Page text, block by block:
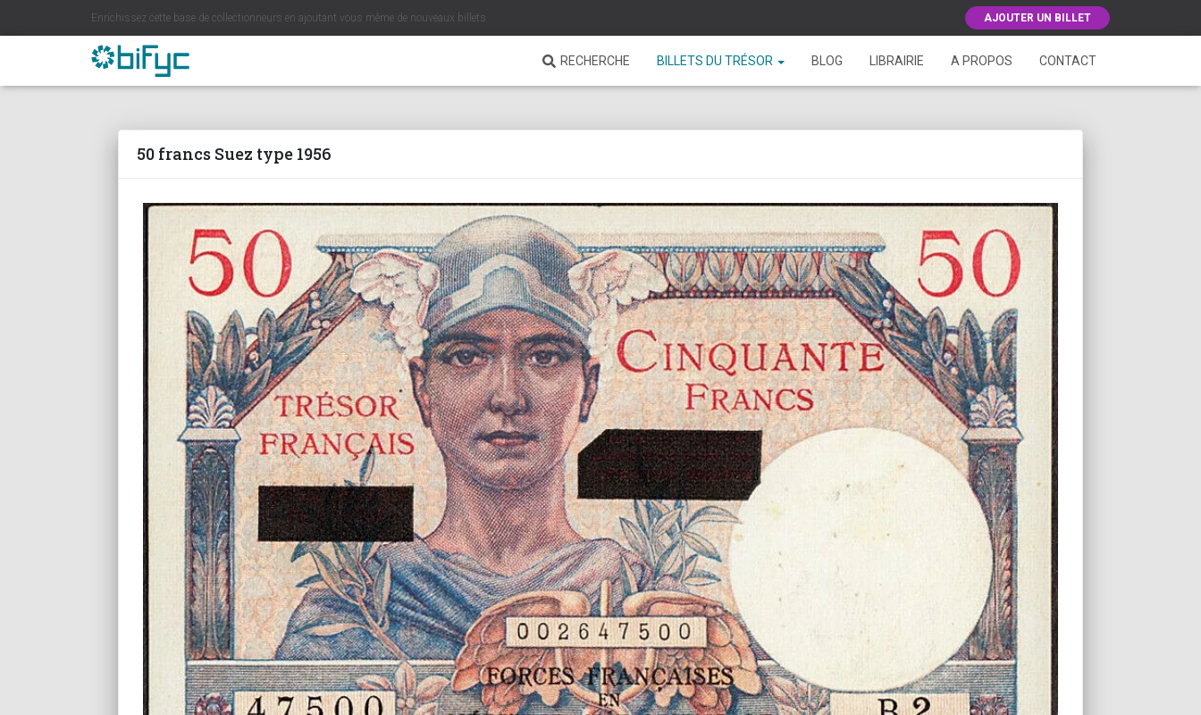
Enrichissez cette base de collectionneurs en ajoutant vous même de nouveaux billets AJOUTER UN BILLET
RECHERCHE BILLETS DU TRÉSOR BLOG LIBRAIRIE A PROPOS CONTACT
50 francs Suez type 1956